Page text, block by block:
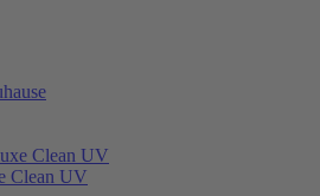
Clean UV
Clean UV